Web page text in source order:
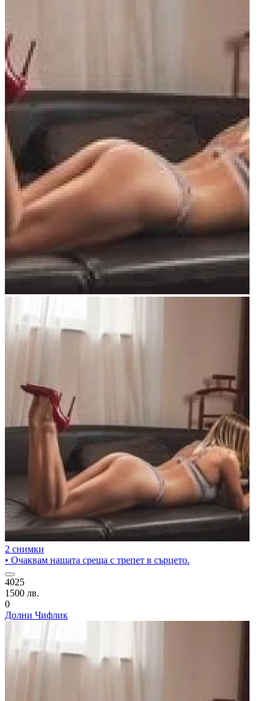
2 снимки
• Очаквам нашата среща с трепет в сърцето.
4025
1500 лв.
0
Долни Чифлик